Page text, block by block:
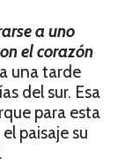
a uno
el corazón
una tarde
del sur. Esa
para esta
paisaje su